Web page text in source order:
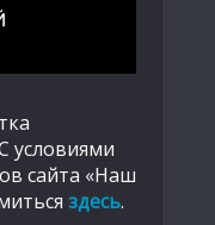
условиями
сайта «Наш
здесь.